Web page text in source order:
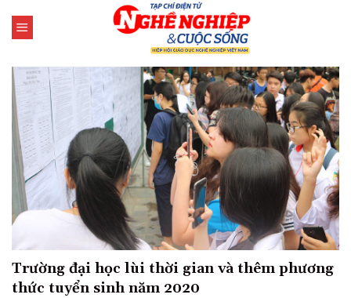
qua
dung
Trường đại học lùi thời gian và thêm phương
thức tuyển sinh năm 2020